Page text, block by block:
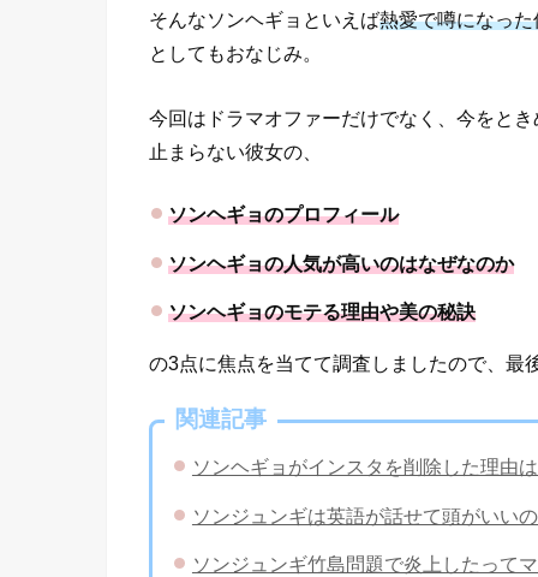
そんなソンヘギョといえば熱愛で噂になっ
としてもおなじみ。
今回はドラマオファーだけでなく、今をと
止まらない彼女の、
ソンヘギョのプロフィール
ソンヘギョの人気が高いのはなぜなのか
ソンヘギョのモテる理由や美の秘訣
の3点に焦点を当てて調査しましたので、最
関連記事
ソンヘギョがインスタを削除した理由
ソンジュンギは英語が話せて頭がいい
ソンジュンギ竹島問題で炎上したって